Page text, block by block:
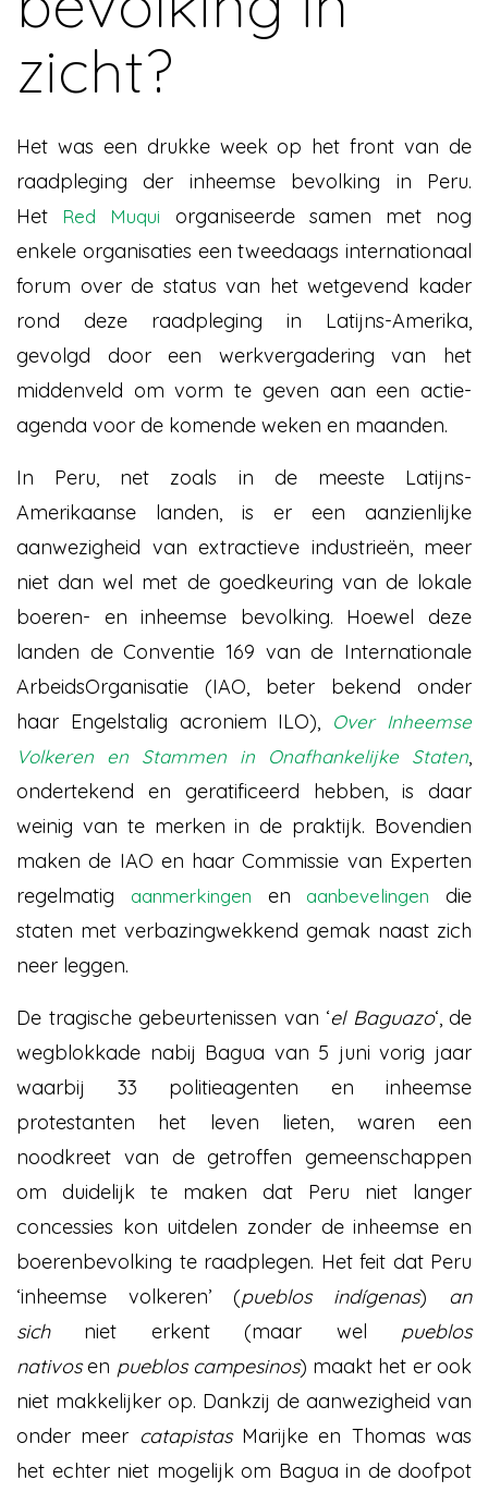
zicht?
Het was een drukke week op het front van de
raadpleging der inheemse bevolking in Peru.
Het Red Muqui
organiseerde samen met nog
enkele organisaties een tweedaags internationaal
forum over de status van het wetgevend kader
rond deze raadpleging in Latijns-Amerika,
gevolgd door een werkvergadering van het
middenveld om vorm te geven aan een actie-
agenda voor de komende weken en maanden.
In Peru, net zoals in de meeste Latijns-
Amerikaanse landen, is er een aanzienlijke
aanwezigheid van extractieve industrieën, meer
niet dan wel met de goedkeuring van de lokale
boeren- en inheemse bevolking. Hoewel deze
landen de Conventie 169 van de Internationale
ArbeidsOrganisatie (IAO, beter bekend onder
haar Engelstalig acroniem ILO),
Over Inheemse
Volkeren en Stammen in Onafhankelijke Staten,
ondertekend en geratificeerd hebben, is daar
weinig van te merken in de praktijk. Bovendien
maken de IAO en haar Commissie van Experten
regelmatig
aanmerkingen en aanbevelingen
die
staten met verbazingwekkend gemak naast zich
neer leggen.
De tragische gebeurtenissen van ‘el Baguazo‘, de
wegblokkade nabij Bagua van 5 juni vorig jaar
waarbij 33 politieagenten en inheemse
protestanten het leven lieten, waren een
noodkreet van de getroffen gemeenschappen
om duidelijk te maken dat Peru niet langer
concessies kon uitdelen zonder de inheemse en
boerenbevolking te raadplegen. Het feit dat Peru
‘inheemse volkeren’ (pueblos indígenas) an
sichniet erkent (maar wel pueblos
nativosen pueblos campesinos) maakt het er ook
niet makkelijker op. Dankzij de aanwezigheid van
onder meer catapistasMarijke en Thomas was
het echter niet mogelijk om Bagua in de doofpot